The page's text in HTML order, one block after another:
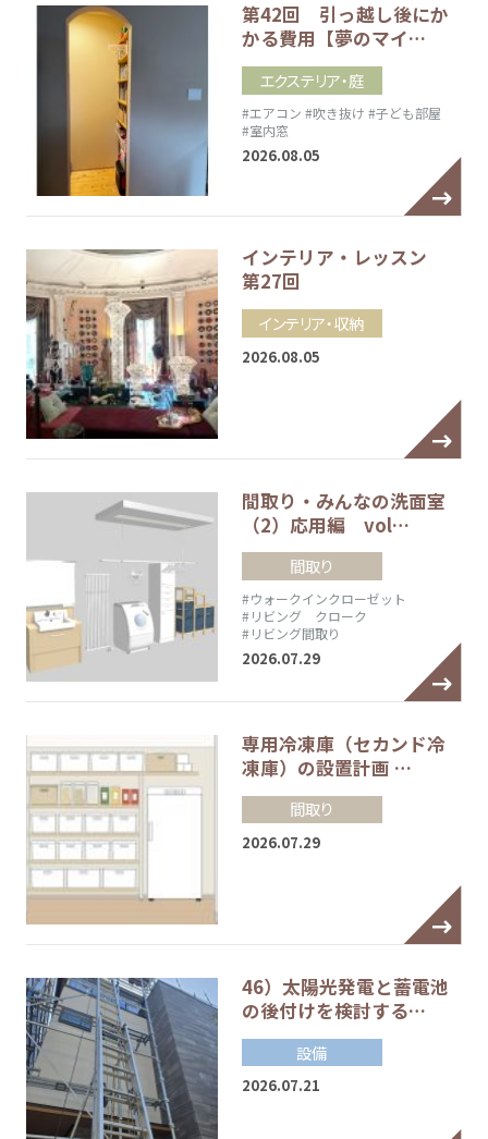
第42回 引っ越し後にか
かる費用【夢のマイ…
エクステリア・庭
#エアコン #吹き抜け #子ども部屋
#室内窓
2026.08.05
インテリア・レッスン
第27回
インテリア・収納
2026.08.05
間取り・みんなの洗面室
（2）応用編 vol…
間取り
#ウォークインクローゼット
#リビング クローク
#リビング間取り
2026.07.29
専用冷凍庫（セカンド冷
凍庫）の設置計画 …
間取り
2026.07.29
46）太陽光発電と蓄電池
の後付けを検討する…
設備
2026.07.21